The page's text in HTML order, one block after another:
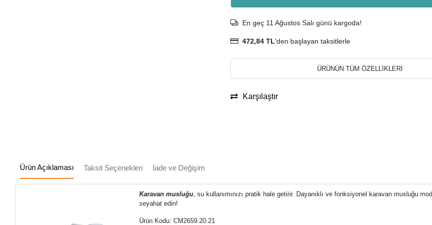
En geç 11 Ağustos Salı günü kargoda!
472,84 TL'den başlayan taksitlerle
ÜRÜNÜN TÜM ÖZELLİKLERİ
Karşılaştır
Ürün Açıklaması Taksit Seçenekleri İade ve Değişim
Karavan musluğu , su kullanımınızı pratik hale getirir. Dayanıklı ve fonksiyonel karavan musluğu
seyahat edin!
Ürün Kodu: CM2659.20.21